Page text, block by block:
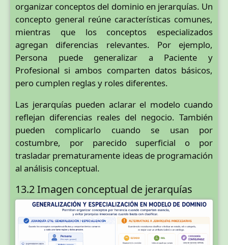
organizar conceptos del dominio en jerarquías. Un
concepto general reúne características comunes,
mientras que los conceptos especializados
agregan diferencias relevantes. Por ejemplo,
Persona puede generalizar a Paciente y
Profesional si ambos comparten datos básicos,
pero cumplen reglas y roles diferentes.
Las jerarquías pueden aclarar el modelo cuando
reflejan diferencias reales del negocio. También
pueden complicarlo cuando se usan por
costumbre, por parecido superficial o por
trasladar prematuramente ideas de programación
al análisis conceptual.
13.2 Imagen conceptual de jerarquías